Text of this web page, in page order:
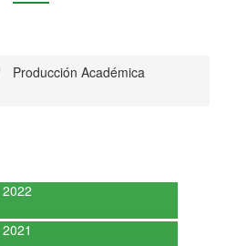
Producción Académica
2022
2021